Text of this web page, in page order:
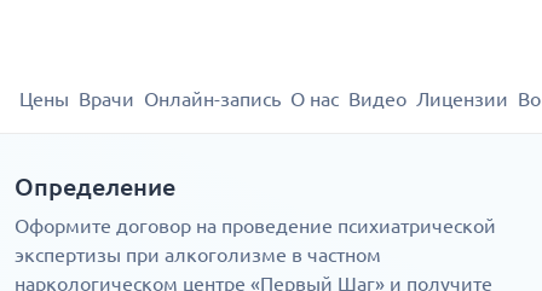
Цены Врачи Онлайн-запись О нас Видео Лицензии
Определение
Оформите договор на проведение психиатрической
экспертизы при алкоголизме в частном
наркологическом центре «Первый Шаг» и получите